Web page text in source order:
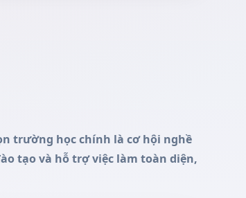
trường học chính là cơ hội nghề
tạo và hỗ trợ việc làm toàn diện,